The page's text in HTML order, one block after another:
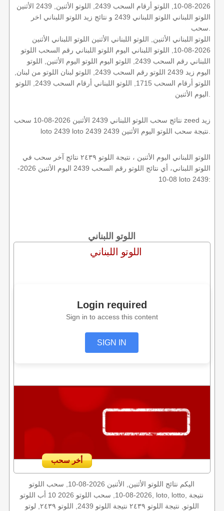
2026-08-10, اللوتو أرقام السحب 2439, اللوتو الأثنين, 2439 الأثنين
اللوتو اللبناني اللوتو اللبناني 2439 و نتائج زيد اللوتو اللبناني اخر
اللوتو اللبناني الأثنين, اللوتو اللبناني الأثنين اللوتو اللبناني الأثنين
2026-08-10, اللوتو اللبناني اليوم اللوتو اللبناني رقم السحب اللوتو
اللبناني رقم السحب 2439, اللوتو اليوم اللوتو اليوم الأثنين, اللوتو
اليوم زيد 2439 اللوتو رقم السحب 2439, اللوتو لبنان اللوتو من لبنان,
اللوتو أرقام السحب 1715, اللوتو اللبناني أرقام السحب 2439, اللوتو
نتائج سحب اللوتو اللبناني 2439 الأثنين 2026-08-10 سحب zeed زيد
اللوتو اللبناني اليوم الأثنين ، نتيجة اللوتو ٢٤٣٩ نتائج آخر سحب في
اللوتو اللبناني، أي نتائج اللوتو رقم السحب 2439 اليوم الأثنين 2026-
08-10 loto 2439:
اللوتو اللبناني
اللوتو اللبناني
Login required
Sign in to access this content
SIGN IN
أخر سحب
اليكم نتائج اللوتو الأثنين, الأثنين 2026-08-10, سحب اللوتو
2026-08-10, سحب اللوتو 2026 10 أب اللوتو, loto, lotto, نتيجة
اللوتو, نتيجة اللوتو ٢٤٣٩ نتيجة اللوتو 2439, اللوتو ٢٤٣٩, لوتو